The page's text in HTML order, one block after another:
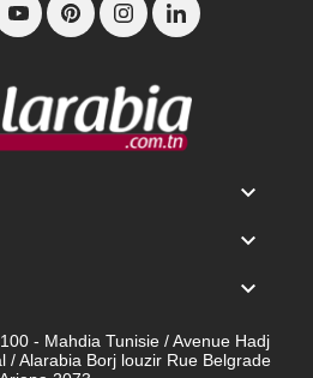



- Mahdia Tunisie / Avenue Hadj
/ Alarabia Borj louzir Rue Belgrade